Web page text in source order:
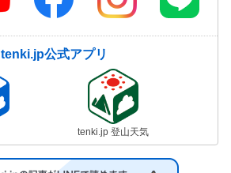
tenki.jp公式アプリ
tenki.jp 登山天気